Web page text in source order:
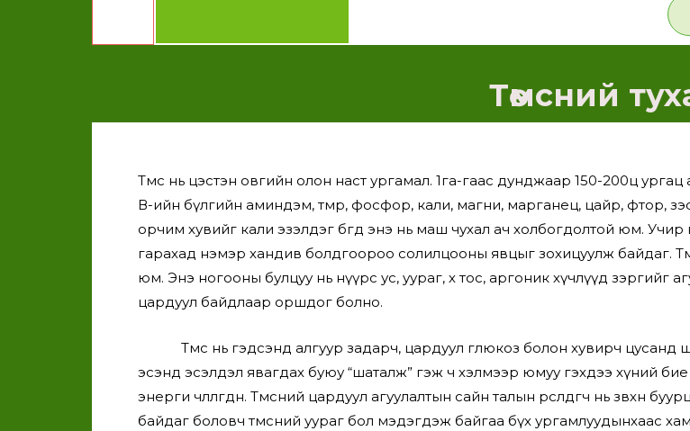
Төмсний
Төмс нь цэстэн овгийн олон наст ургамал. 1га-гаас дунджаар 150-200ц
В-ийн бүлгийн аминдэм, төмөр, фосфор, кали, магни, марганец, цайр, фтор,
орчим хувийг кали эзэлдэг бөгөөд энэ нь маш чухал ач холбогдолтой юм.
гарахад нэмэр хандив болдгоороо солилцооны явцыг зохицуулж байдаг.
юм. Энэ ногооны булцуу нь нүүрс ус, уураг, өөх тос, аргоник хүчлүүд зэргийг
цардуул байдлаар оршдог болно.
Төмс нь гэдсэнд алгуур задарч, цардуул глюкоз болон хувирч цусанд
эсэнд эсэлдэл явагдах буюу “шаталж” гэж ч хэлмээр юмуу гэхдээ хүний
энерги чөлөөлөгдөнө. Төмсний цардуул агуулалтын сайн талын өрсөлдөгч нь зөвхөн
байдаг боловч төмсний уураг бол мэдэгдэж байгаа бүх ургамлуудынхаас